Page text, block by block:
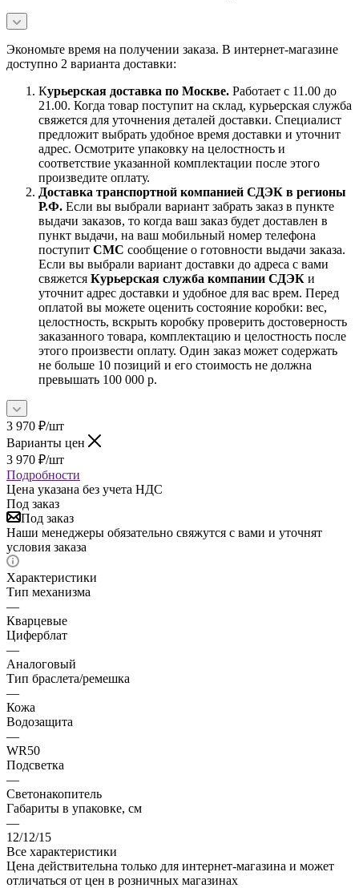
Экономьте время на получении заказа. В интернет-магазине
доступно 2 варианта доставки:
Курьерская доставка по Москве. Работает с 11.00 до
21.00. Когда товар поступит на склад, курьерская служба
свяжется для уточнения деталей доставки. Специалист
предложит выбрать удобное время доставки и уточнит
адрес. Осмотрите упаковку на целостность и
соответствие указанной комплектации после этого
произведите оплату.
Доставка транспортной компанией СДЭК в регионы
Р.Ф. Если вы выбрали вариант забрать заказ в пункте
выдачи заказов, то когда ваш заказ будет доставлен в
пункт выдачи, на ваш мобильный номер телефона
поступит СМС сообщение о готовности выдачи заказа.
Если вы выбрали вариант доставки до адреса с вами
свяжется Курьерская служба компании СДЭК и
уточнит адрес доставки и удобное для вас врем. Перед
оплатой вы можете оценить состояние коробки: вес,
целостность, вскрыть коробку проверить достоверность
заказанного товара, комплектацию и целостность после
этого произвести оплату. Один заказ может содержать
не больше 10 позиций и его стоимость не должна
превышать 100 000 р.
3 970 ₽/шт
Варианты цен
3 970 ₽/шт
Подробности
Цена указана без учета НДС
Под заказ
Под заказ
Наши менеджеры обязательно свяжутся с вами и уточнят
условия заказа
Характеристики
Тип механизма
—
Кварцевые
Циферблат
—
Аналоговый
Тип браслета/ремешка
—
Кожа
Водозащита
—
WR50
Подсветка
—
Светонакопитель
Габариты в упаковке, см
—
12/12/15
Все характеристики
Цена действительна только для интернет-магазина и может
отличаться от цен в розничных магазинах